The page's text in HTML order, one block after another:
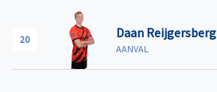
20 Daan Reijgersberg
AANVAL